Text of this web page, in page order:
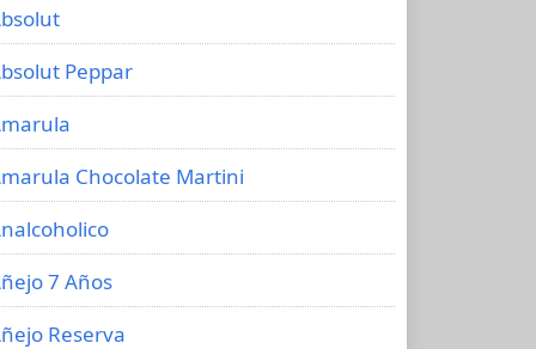
Peppar
Chocolate Martini
7 Años
Reserva